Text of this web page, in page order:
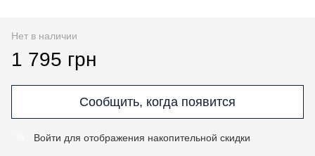
Нет в наличии
1 795 грн
Сообщить, когда появится
Войти для отображения накопительной скидки